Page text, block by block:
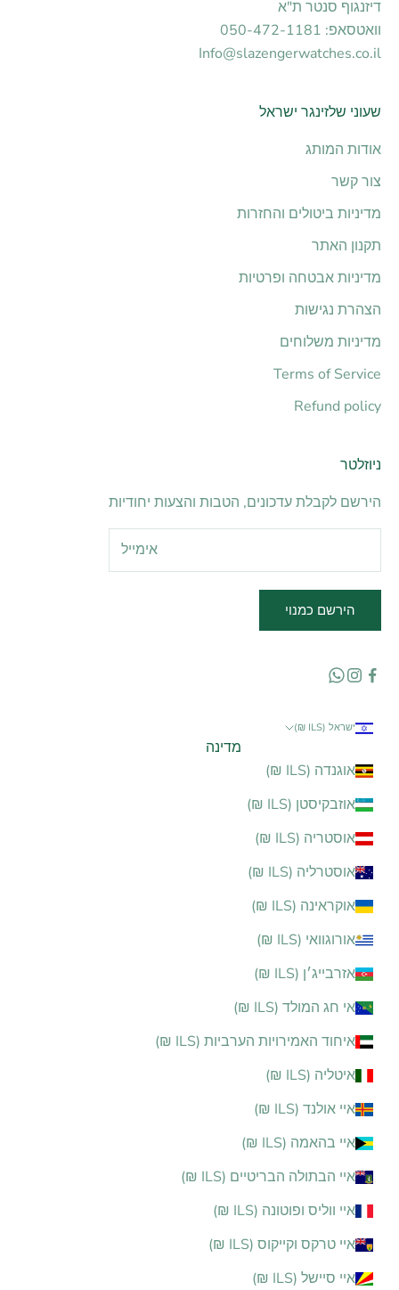
דיזנגוף סנטר ת"א
וואטסאפ: 050-472-1181
Info@slazengerwatches.co.il
שעוני שלזינגר ישראל
אודות המותג
צור קשר
מדיניות ביטולים והחזרות
תקנון האתר
מדיניות אבטחה ופרטיות
הצהרת נגישות
מדיניות משלוחים
Terms of Service
Refund policy
ניוזלטר
הירשם לקבלת עדכונים, הטבות והצעות יחודיות
הירשם כמנוי
ישראל (ILS ₪)
מדינה
אוגנדה (ILS ₪)
אוזבקיסטן (ILS ₪)
אוסטריה (ILS ₪)
אוסטרליה (ILS ₪)
אוקראינה (ILS ₪)
אורוגוואי (ILS ₪)
אזרבייג׳ן (ILS ₪)
אי חג המולד (ILS ₪)
איחוד האמירויות הערביות (ILS ₪)
איטליה (ILS ₪)
איי אולנד (ILS ₪)
איי בהאמה (ILS ₪)
איי הבתולה הבריטיים (ILS ₪)
איי ווליס ופוטונה (ILS ₪)
איי טרקס וקייקוס (ILS ₪)
איי סיישל (ILS ₪)